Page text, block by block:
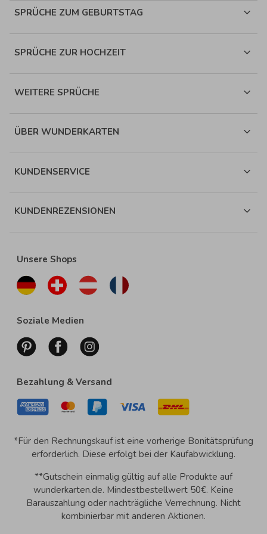
SPRÜCHE ZUM GEBURTSTAG
SPRÜCHE ZUR HOCHZEIT
WEITERE SPRÜCHE
ÜBER WUNDERKARTEN
KUNDENSERVICE
KUNDENREZENSIONEN
Unsere Shops
Soziale Medien
Bezahlung & Versand
*Für den Rechnungskauf ist eine vorherige Bonitätsprüfung
erforderlich. Diese erfolgt bei der Kaufabwicklung.
**Gutschein einmalig gültig auf alle Produkte auf
wunderkarten.de. Mindestbestellwert 50€. Keine
Barauszahlung oder nachträgliche Verrechnung. Nicht
kombinierbar mit anderen Aktionen.